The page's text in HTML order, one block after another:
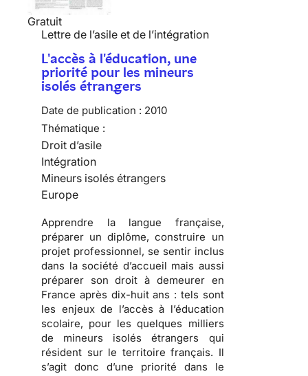
Gratuit
Lettre de l’asile et de l’intégration
L'accès à l'éducation, une
priorité pour les mineurs
isolés étrangers
Date de publication : 2010
Thématique :
Droit d’asile
Intégration
Mineurs isolés étrangers
Europe
Apprendre la langue française,
préparer un diplôme,construire un
projet professionnel, se sentir inclus
dans la société d’accueil mais aussi
préparer son droit à demeurer en
France après dix-huit ans : tels sont
les enjeux de l’accès à l’éducation
scolaire, pour les quelques milliers
de mineurs isolés étrangers qui
résident sur le territoire français. Il
s’agit donc d’une priorité dans le